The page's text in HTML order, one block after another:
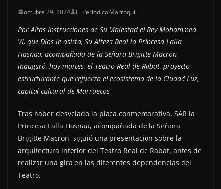
octubre 29, 2024 El Periodico Marroqui
Por Altas Instrucciones de Su Majestad el Rey Mohammed
VI, que Dios le asista, Su Alteza Real la Princesa Lalla
Hasnaa, acompañada de la Señora Brigitte Macron,
inauguró, hoy martes, el Teatro Real de Rabat, proyecto
estructurante que refuerza el ecosistema de la Ciudad Luz,
capital cultural de Marruecos.
Tras haber desvelado la placa conmemorativa, SAR la
Princesa Lalla Hasnaa, acompañada de la Señora
Brigitte Macron, siguió una presentación sobre la
arquitectura interior del Teatro Real de Rabat, antes de
realizar una gira en las diferentes dependencias del
Teatro.